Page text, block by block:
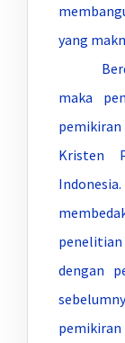
yang
maka
pemikiran
Kristen
dengan